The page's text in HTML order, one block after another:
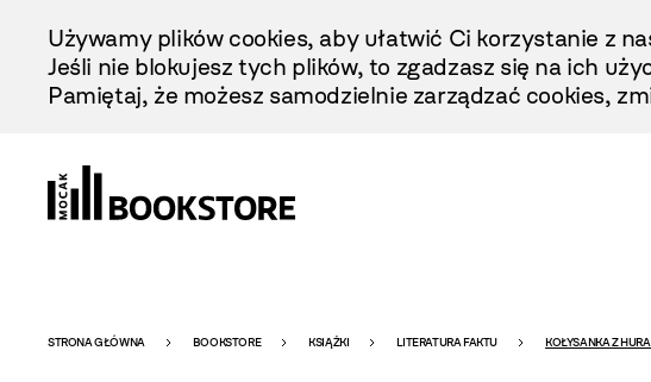
Treści
Używamy plików cookies, aby ułatwić Ci korzystanie z
Jeśli nie blokujesz tych plików, to zgadzasz się na ich
Pamiętaj, że możesz samodzielnie zarządzać cookies,
Bookstore
STRONA GŁÓWNA BOOKSTORE KSIĄŻKI LITERATURA FAKTU KOŁYSANKA Z